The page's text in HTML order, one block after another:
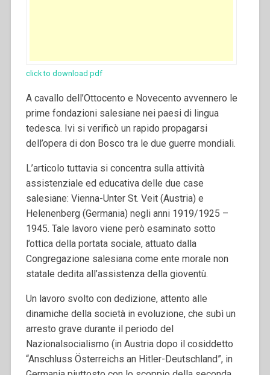
click to download pdf
A cavallo dell’Ottocento e Novecento avvennero le
prime fondazioni salesiane nei paesi di lingua
tedesca. Ivi si verificò un rapido propagarsi
dell’opera di don Bosco tra le due guerre mondiali.
L’articolo tuttavia si concentra sulla attività
assistenziale ed educativa delle due case
salesiane: Vienna-Unter St. Veit (Austria) e
Helenenberg (Germania) negli anni 1919/1925 –
1945. Tale lavoro viene però esaminato sotto
l’ottica della portata sociale, attuato dalla
Congregazione salesiana come ente morale non
statale dedita all’assistenza della gioventù.
Un lavoro svolto con dedizione, attento alle
dinamiche della società in evoluzione, che subì un
arresto grave durante il periodo del
Nazionalsocialismo (in Austria dopo il cosiddetto
“Anschluss Österreichs an Hitler-Deutschland”, in